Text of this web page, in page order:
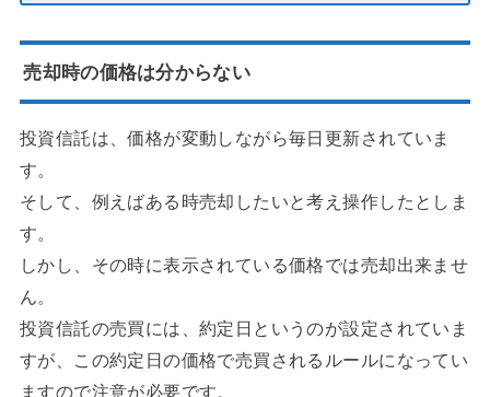
売却時の価格は分からない
投資信託は、価格が変動しながら毎日更新されていま
す。
そして、例えばある時売却したいと考え操作したとしま
す。
しかし、その時に表示されている価格では売却出来ませ
ん。
投資信託の売買には、約定日というのが設定されていま
すが、この約定日の価格で売買されるルールになってい
ますので注意が必要です。